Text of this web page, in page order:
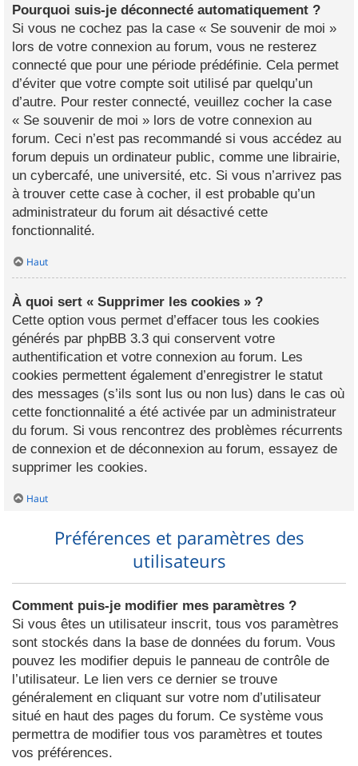
Pourquoi suis-je déconnecté automatiquement ?
Si vous ne cochez pas la case « Se souvenir de moi »
lors de votre connexion au forum, vous ne resterez
connecté que pour une période prédéfinie. Cela permet
d’éviter que votre compte soit utilisé par quelqu’un
d’autre. Pour rester connecté, veuillez cocher la case
« Se souvenir de moi » lors de votre connexion au
forum. Ceci n’est pas recommandé si vous accédez au
forum depuis un ordinateur public, comme une librairie,
un cybercafé, une université, etc. Si vous n’arrivez pas
à trouver cette case à cocher, il est probable qu’un
administrateur du forum ait désactivé cette
fonctionnalité.
Haut
À quoi sert « Supprimer les cookies » ?
Cette option vous permet d’effacer tous les cookies
générés par phpBB 3.3 qui conservent votre
authentification et votre connexion au forum. Les
cookies permettent également d’enregistrer le statut
des messages (s’ils sont lus ou non lus) dans le cas où
cette fonctionnalité a été activée par un administrateur
du forum. Si vous rencontrez des problèmes récurrents
de connexion et de déconnexion au forum, essayez de
supprimer les cookies.
Haut
Préférences et paramètres des
utilisateurs
Comment puis-je modifier mes paramètres ?
Si vous êtes un utilisateur inscrit, tous vos paramètres
sont stockés dans la base de données du forum. Vous
pouvez les modifier depuis le panneau de contrôle de
l’utilisateur. Le lien vers ce dernier se trouve
généralement en cliquant sur votre nom d’utilisateur
situé en haut des pages du forum. Ce système vous
permettra de modifier tous vos paramètres et toutes
vos préférences.